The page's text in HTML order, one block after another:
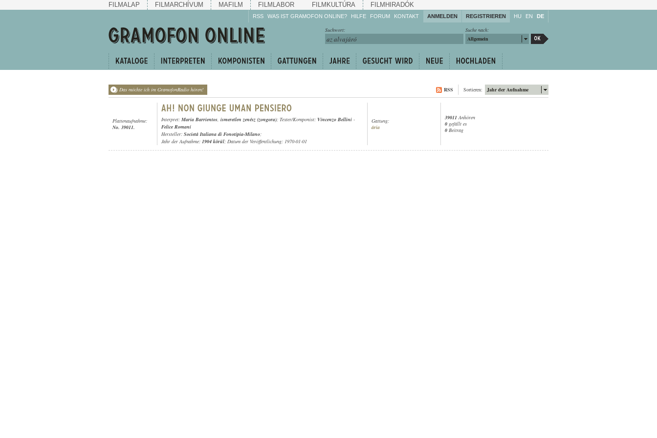
FILMALAP FILMARCHÍVUM MAFILM FILMLABOR FILMKULTÚRA FILMHIRADÓK
RSS WAS IST GRAMOFON ONLINE? HILFE
Machen Sie mit!
Reden Sie mit!
weiter!
FORUM KONTAKT ANMELDEN REGISTRIEREN HU EN DE
Suche nach:
Allgemein
Suchwort:
Das möchte ich im GramofonRadio hören! Jahr der Aufnahme
Sortieren:
RSS
Plattenaufnahme:
No. 39011.
Interpret: Maria Barrientos, ismeretlen zenész (zongora); Texter/Komponist: Vincenzo Bellini -
Felice Romani
Hersteller: Societá Italiana di Fonotipia-Milano;
Jahr der Aufnahme: 1904 körül; Datum der Veröffentlichung: 1970-01-01
Gattung:
ária
39011 Anhören
0 gefällt es
0 Beitrag